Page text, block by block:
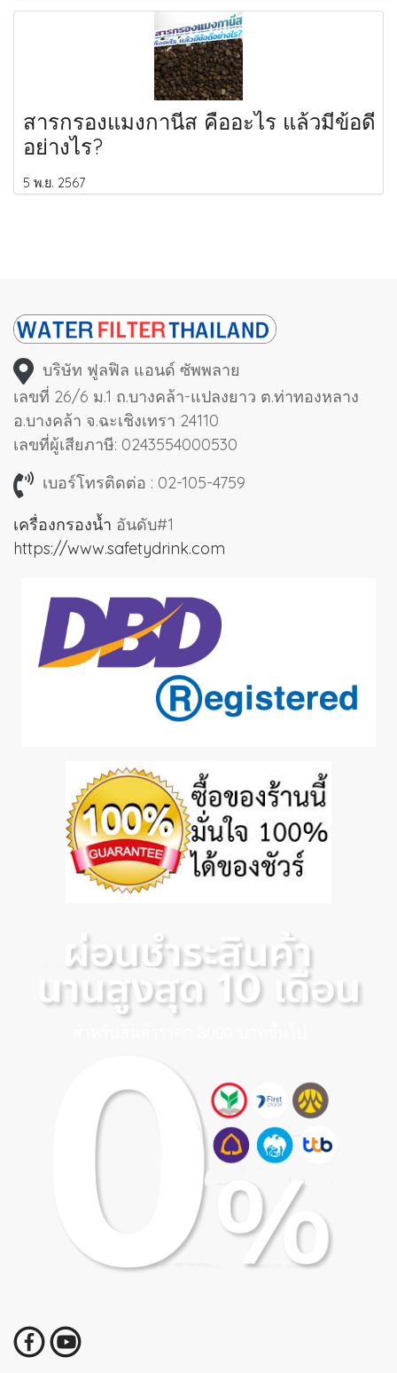
สารกรองแมงกานีส คืออะไร แล้วมีข้อดี
อย่างไร?
5 พ.ย. 2567
บริษัท ฟูลฟิล แอนด์ ซัพพลาย
เลขที่ 26/6 ม.1 ถ.บางคล้า-แปลงยาว ต.ท่าทองหลาง
อ.บางคล้า จ.ฉะเชิงเทรา 24110
เลขที่ผู้เสียภาษี: 0243554000530
เบอร์โทรติดต่อ : 02-105-4759
เครื่องกรองน้ำ อันดับ#1
https://www.safetydrink.com